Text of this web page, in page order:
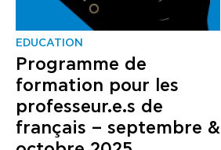
EDUCATION
Programme de
formation pour les
professeur.e.s de
français – septembre &